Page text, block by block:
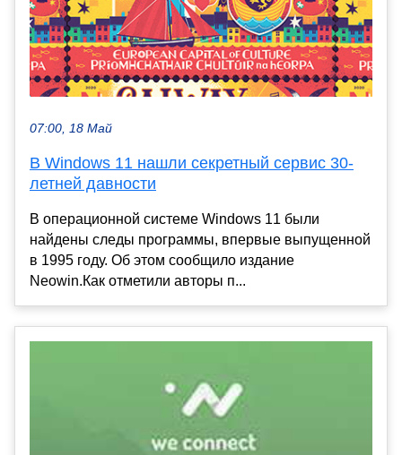
07:00, 18 Май
В Windows 11 нашли секретный сервис 30-
летней давности
В операционной системе Windows 11 были
найдены следы программы, впервые выпущенной
в 1995 году. Об этом сообщило издание
Neowin.Как отметили авторы п...